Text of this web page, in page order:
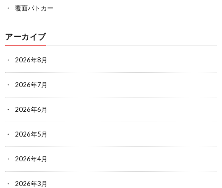
覆面パトカー
アーカイブ
2026年8月
2026年7月
2026年6月
2026年5月
2026年4月
2026年3月